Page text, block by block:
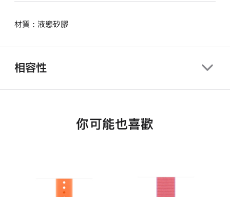
材質 : 液態矽膠
相容性
你可能也喜歡